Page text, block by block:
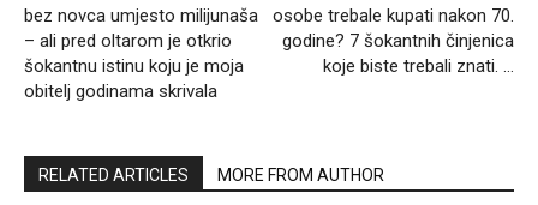
bez novca umjesto milijunaša
– ali pred oltarom je otkrio
šokantnu istinu koju je moja
obitelj godinama skrivala
osobe trebale kupati nakon 70.
godine? 7 šokantnih činjenica
koje biste trebali znati. …
RELATED ARTICLES MORE FROM AUTHOR